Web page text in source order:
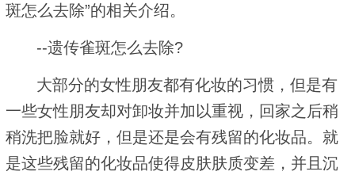
斑怎么去除”的相关介绍。
--遗传雀斑怎么去除?
大部分的女性朋友都有化妆的习惯，但是有
一些女性朋友却对卸妆并加以重视，回家之后稍
稍洗把脸就好，但是还是会有残留的化妆品。就
是这些残留的化妆品使得皮肤肤质变差，并且沉